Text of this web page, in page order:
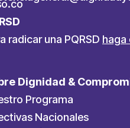
radicar una PQRSD haga
Dignidad &
Programa
Nacionales